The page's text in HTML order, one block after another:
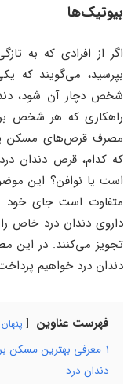
بیوتیک‌ها
اگر از افرادی که به
بپرسید، می‌گویند که
شخص دچار آن شود،
راهکاری که هر شخص
مصرف قرص‌های مسکن
که کدام، قرص دندان
است یا نوافن؟ این
متفاوت است جای خود
داروی دندان درد خاص
تجویز می‌کنند. در این
دندان درد خواهیم
فهرست عناوین پنهان
1 معرفی بهترین مسکن
دندان درد